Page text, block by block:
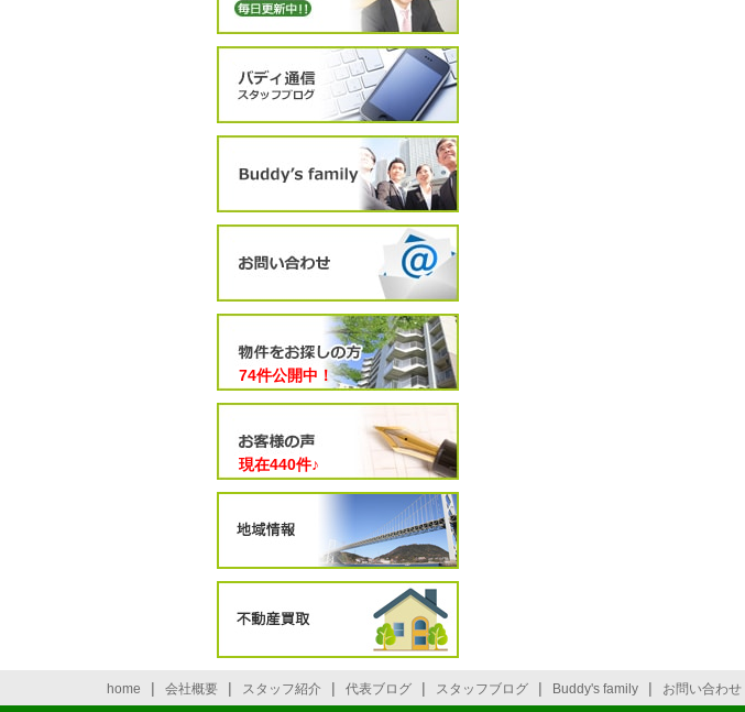
74件公開中！
現在440件♪
home | 会社概要 | スタッフ紹介 | 代表ブログ | スタッフブログ | Buddy's family | お問い合わせ